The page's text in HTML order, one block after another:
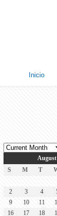
Inicio
S
M T
2
3 4
9
10 11
16
17 18